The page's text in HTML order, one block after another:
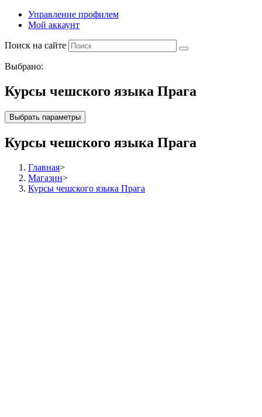
Управление профилем
Мой аккаунт
Поиск на сайте
Выбрано:
Курсы чешского языка Прага
Выбрать параметры
Курсы чешского языка Прага
Главная>
Магазин>
Курсы чешского языка Прага